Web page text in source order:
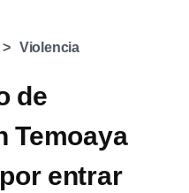
Violencia
de
Temoaya
entrar